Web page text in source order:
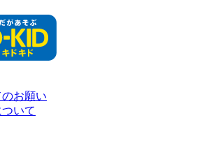
お願い
いて